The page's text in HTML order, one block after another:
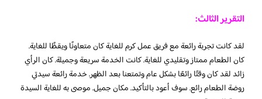
التقرير الثالث:
لقد كانت تجربة رائعة مع فريق عمل كرم للغاية كان متعاونًا ويقظًا للغاية.
كان الطعام ممتاز وتقليدي للغاية. كانت الخدمة سريعة وجميلة. كان الرأي
زائد لقد كان وقتًا رائعًا بشكل عام وتمتعنا بعد الظهر. خدمة رائعة سيدتي
روضة الطعام رائع. سوف أعود بالتأكيد. مكان جميل. موصى به للغاية السيدة